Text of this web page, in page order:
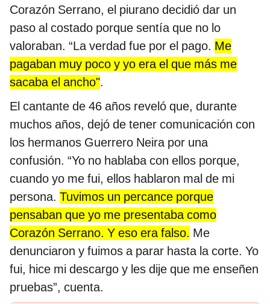
Corazón Serrano, el piurano decidió dar un
paso al costado porque sentía que no lo
valoraban. “La verdad fue por el pago. Me
pagaban muy poco y yo era el que más me
sacaba el ancho".
El cantante de 46 años reveló que, durante
muchos años, dejó de tener comunicación con
los hermanos Guerrero Neira por una
confusión. “Yo no hablaba con ellos porque,
cuando yo me fui, ellos hablaron mal de mi
persona. Tuvimos un percance porque
pensaban que yo me presentaba como
Corazón Serrano. Y eso era falso. Me
denunciaron y fuimos a parar hasta la corte. Yo
fui, hice mi descargo y les dije que me enseñen
pruebas”, cuenta.